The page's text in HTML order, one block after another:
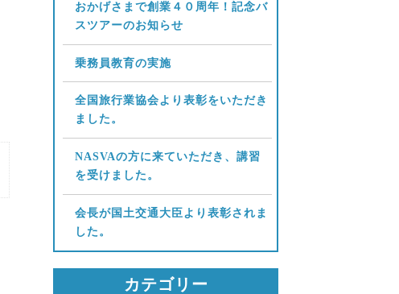
おかげさまで創業４０周年！記念バ
スツアーのお知らせ
乗務員教育の実施
全国旅行業協会より表彰をいただき
ました。
NASVAの方に来ていただき、講習
を受けました。
会長が国土交通大臣より表彰されま
した。
カテゴリー